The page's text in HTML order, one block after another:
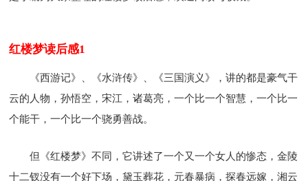
红楼梦读后感1
《西游记》、《水浒传》、《三国演义》，讲的都是豪气干
云的人物，孙悟空，宋江，诸葛亮，一个比一个智慧，一个比一
个能干，一个比一个骁勇善战。
但《红楼梦》不同，它讲述了一个又一个女人的惨态，金陵
十二钗没有一个好下场，黛玉葬花，元春暴病，探春远嫁，湘云